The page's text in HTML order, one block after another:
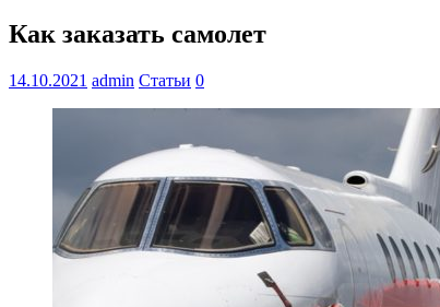
Как заказать самолет
14.10.2021 admin Статьи 0